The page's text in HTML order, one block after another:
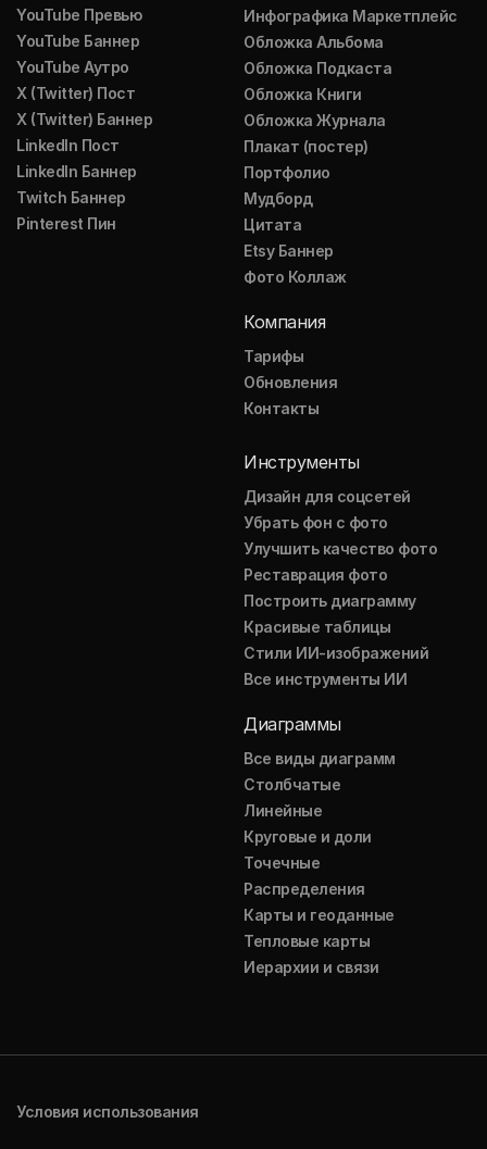
YouTube Превью
YouTube Баннер
YouTube Аутро
X (Twitter) Пост
X (Twitter) Баннер
LinkedIn Пост
LinkedIn Баннер
Twitch Баннер
Pinterest Пин
Инфографика Маркетплейс
Обложка Альбома
Обложка Подкаста
Обложка Книги
Обложка Журнала
Плакат (постер)
Портфолио
Мудборд
Цитата
Etsy Баннер
Фото Коллаж
Компания
Тарифы
Обновления
Контакты
Инструменты
Дизайн для соцсетей
Убрать фон с фото
Улучшить качество фото
Реставрация фото
Построить диаграмму
Красивые таблицы
Стили ИИ-изображений
Все инструменты ИИ
Диаграммы
Все виды диаграмм
Столбчатые
Линейные
Круговые и доли
Точечные
Распределения
Карты и геоданные
Тепловые карты
Иерархии и связи
Условия использования